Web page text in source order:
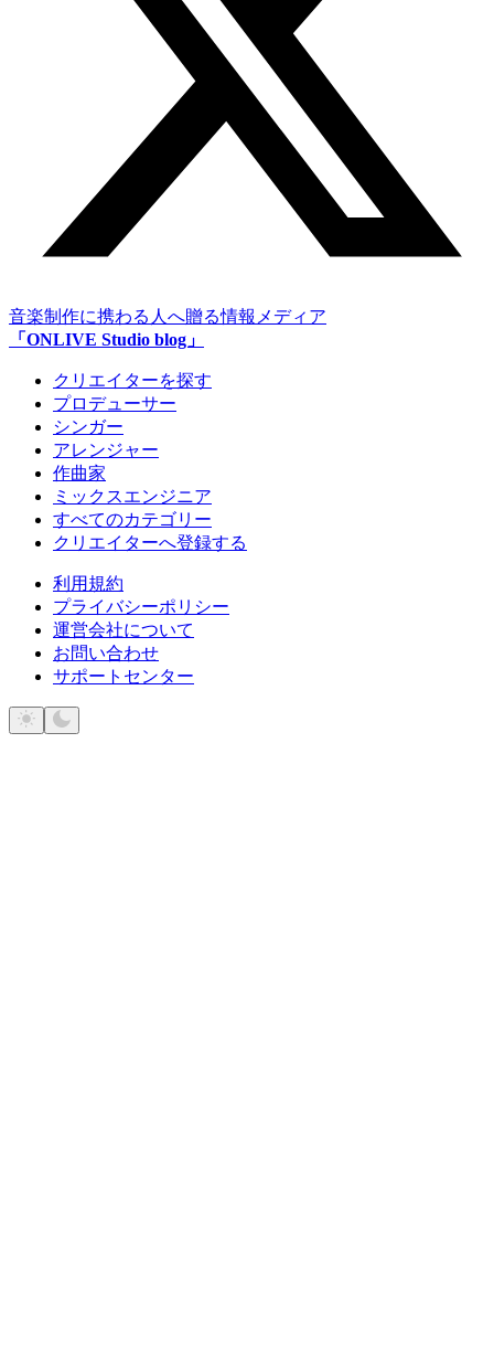
音楽制作に携わる人へ贈る情報メディア
「ONLIVE Studio blog」
クリエイターを探す
プロデューサー
シンガー
アレンジャー
作曲家
ミックスエンジニア
すべてのカテゴリー
クリエイターへ登録する
利用規約
プライバシーポリシー
運営会社について
お問い合わせ
サポートセンター